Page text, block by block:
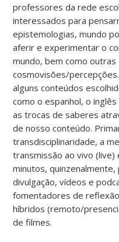
professores da rede
interessados para
epistemologias, mundo
aferir e experimentar o
mundo, bem como outras
cosmovisões/
alguns conteúdos
como o espanhol, o
as trocas de saberes
de nosso conteúdo.
transdisciplinaridade, a
transmissão ao vivo
minutos,
divulgação, vídeos e
fomentadores de
híbridos (remoto/
de filmes.